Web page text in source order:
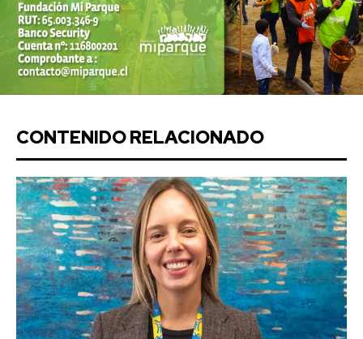
CONTENIDO RELACIONADO